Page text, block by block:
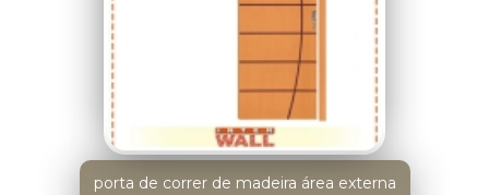
porta de correr de madeira área externa